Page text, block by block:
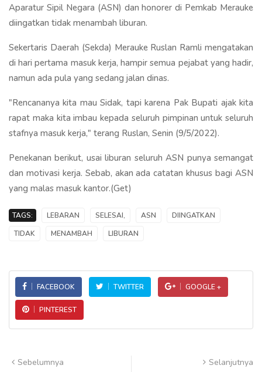
Aparatur Sipil Negara (ASN) dan honorer di Pemkab Merauke
diingatkan tidak menambah liburan.
Sekertaris Daerah (Sekda) Merauke Ruslan Ramli mengatakan
di hari pertama masuk kerja, hampir semua pejabat yang hadir,
namun ada pula yang sedang jalan dinas.
"Rencananya kita mau Sidak, tapi karena Pak Bupati ajak kita
rapat maka kita imbau kepada seluruh pimpinan untuk seluruh
stafnya masuk kerja," terang Ruslan, Senin (9/5/2022).
Penekanan berikut, usai liburan seluruh ASN punya semangat
dan motivasi kerja. Sebab, akan ada catatan khusus bagi ASN
yang malas masuk kantor.(Get)
TAGS: LEBARAN SELESAI, ASN
DIINGATKAN
TIDAK
MENAMBAH LIBURAN
FACEBOOK TWITTER GOOGLE +
PINTEREST
Sebelumnya Selanjutnya